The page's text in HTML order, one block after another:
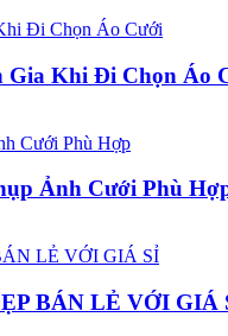
Gia Khi Đi Chọn Áo
Ảnh Cưới Phù
BÁN LẺ VỚI GIÁ